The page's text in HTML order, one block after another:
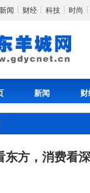
新闻 财经 科技 时尚
新闻 财
东方，消费看